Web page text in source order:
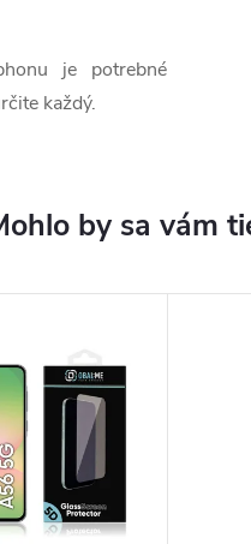
je potrebné
každý.